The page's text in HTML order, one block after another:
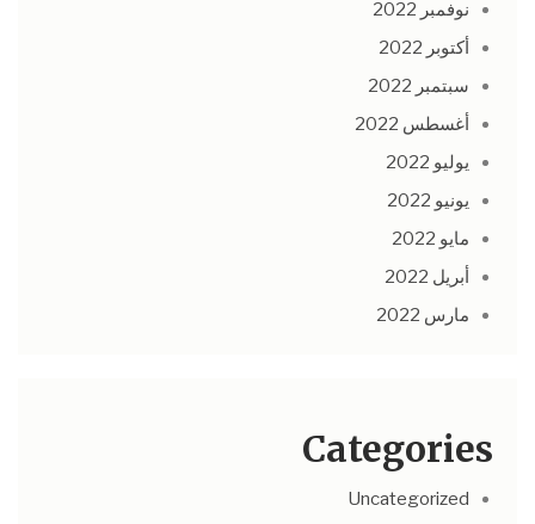
نوفمبر 2022
أكتوبر 2022
سبتمبر 2022
أغسطس 2022
يوليو 2022
يونيو 2022
مايو 2022
أبريل 2022
مارس 2022
Categories
Uncategorized